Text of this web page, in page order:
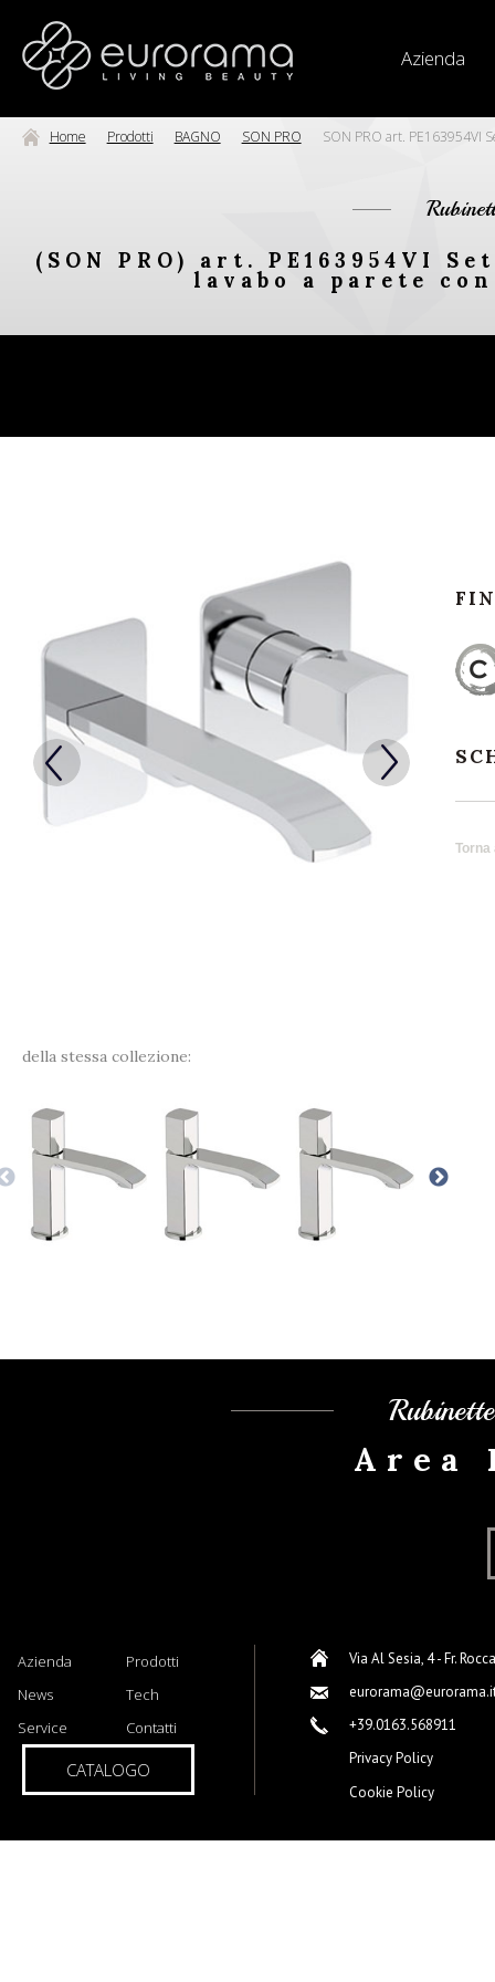
Azienda
Home Prodotti BAGNO SON PRO SON PRO art. PE163954VI
(SON PRO) art. PE163954VI
lavabo a parete
della stessa collezione:
Torna
Area
Azienda
Prodotti
News
Tech
Service
Contatti
CATALOGO
Via Al Sesia, 4 - Fr.
+39.0163.568911
Privacy Policy
Cookie Policy